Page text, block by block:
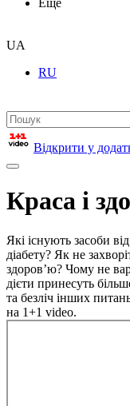
Еще
UA
RU
Відкрити у
Краса і
Які існують засоби
діабету? Як не
здоров’ю? Чому не
дієти принесуть
та безліч інших
на 1+1 video.